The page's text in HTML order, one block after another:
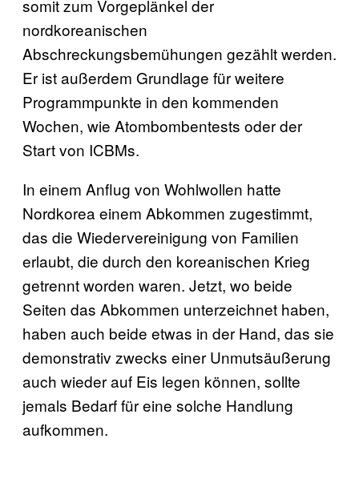
somit zum Vorgeplänkel der
nordkoreanischen
Abschreckungsbemühungen gezählt werden.
Er ist außerdem Grundlage für weitere
Programmpunkte in den kommenden
Wochen, wie Atombombentests oder der
Start von ICBMs.
In einem Anflug von Wohlwollen hatte
Nordkorea einem Abkommen zugestimmt,
das die Wiedervereinigung von Familien
erlaubt, die durch den koreanischen Krieg
getrennt worden waren. Jetzt, wo beide
Seiten das Abkommen unterzeichnet haben,
haben auch beide etwas in der Hand, das sie
demonstrativ zwecks einer Unmutsäußerung
auch wieder auf Eis legen können, sollte
jemals Bedarf für eine solche Handlung
aufkommen.